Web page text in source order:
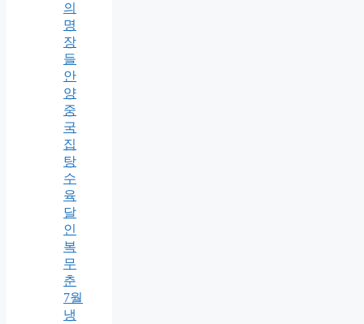
의
명
장
들
안
양
중
국
집
탕
수
육
달
인
복
무
춘
7월
냉